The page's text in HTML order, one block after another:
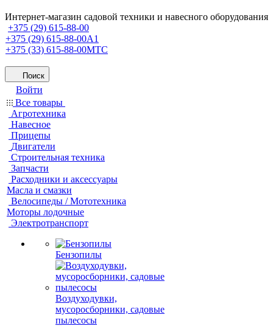
Интернет-магазин садовой техники и навесного оборудования
+375 (29) 615-88-00
+375 (29) 615-88-00A1
+375 (33) 615-88-00МТС
Поиск
Войти
Все товары
Агротехника
Навесное
Прицепы
Двигатели
Строительная техника
Запчасти
Расходники и аксессуары
Масла и смазки
Велосипеды / Мототехника
Моторы лодочные
Электротранспорт
Бензопилы
Воздуходувки,
мусоросборники, cадовые
пылесосы